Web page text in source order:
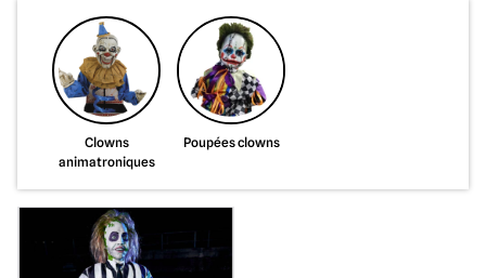
Clowns
animatroniques
Poupées clowns